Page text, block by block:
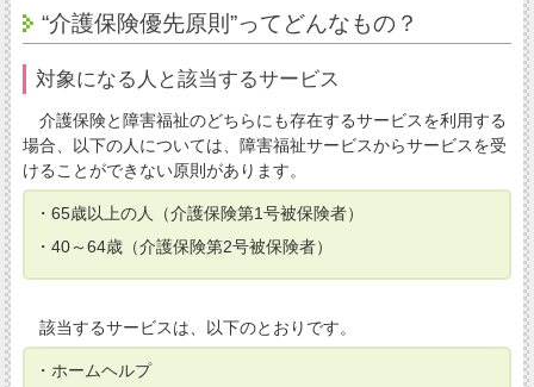
“介護保険優先原則”ってどんなもの？
対象になる人と該当するサービス
介護保険と障害福祉のどちらにも存在するサービスを利用する
場合、以下の人については、障害福祉サービスからサービスを受
けることができない原則があります。
・65歳以上の人（介護保険第1号被保険者）
・40～64歳（介護保険第2号被保険者）
該当するサービスは、以下のとおりです。
・ホームヘルプ